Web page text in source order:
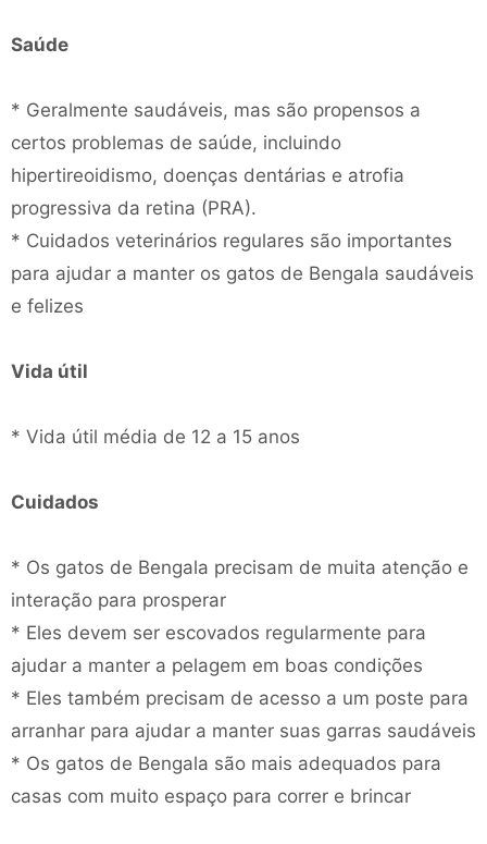
Saúde
* Geralmente saudáveis, mas são propensos a
certos problemas de saúde, incluindo
hipertireoidismo, doenças dentárias e atrofia
progressiva da retina (PRA).
* Cuidados veterinários regulares são importantes
para ajudar a manter os gatos de Bengala saudáveis
​​e felizes
Vida útil
* Vida útil média de 12 a 15 anos
Cuidados
* Os gatos de Bengala precisam de muita atenção e
interação para prosperar
* Eles devem ser escovados regularmente para
ajudar a manter a pelagem em boas condições
* Eles também precisam de acesso a um poste para
arranhar para ajudar a manter suas garras saudáveis
* Os gatos de Bengala são mais adequados para
casas com muito espaço para correr e brincar